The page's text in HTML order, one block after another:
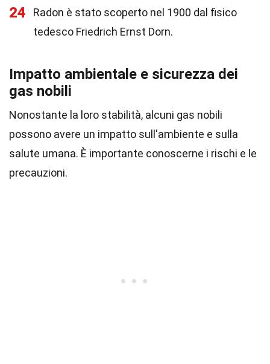
24
Radon è stato scoperto nel 1900 dal fisico
tedesco Friedrich Ernst Dorn.
Impatto ambientale e sicurezza dei
gas nobili
Nonostante la loro stabilità, alcuni gas nobili
possono avere un impatto sull'ambiente e sulla
salute umana. È importante conoscerne i rischi e le
precauzioni.